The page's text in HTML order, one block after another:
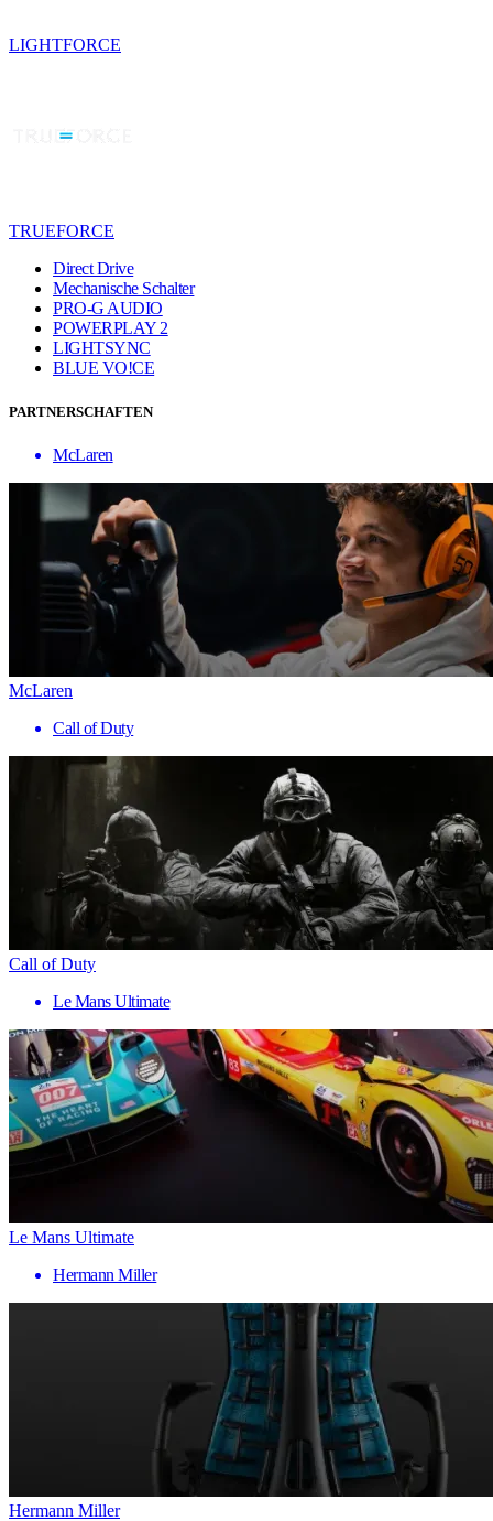
LIGHTFORCE
TRUEFORCE
Direct Drive
Mechanische Schalter
PRO-G AUDIO
POWERPLAY 2
LIGHTSYNC
BLUE VO!CE
PARTNERSCHAFTEN
McLaren
McLaren
Call of Duty
Call of Duty
Le Mans Ultimate
Le Mans Ultimate
Hermann Miller
Hermann Miller